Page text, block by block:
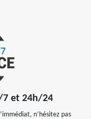
7 et 24h/24
n’hésitez pas